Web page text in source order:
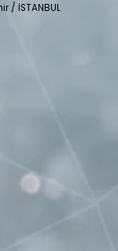
/ İSTANBUL